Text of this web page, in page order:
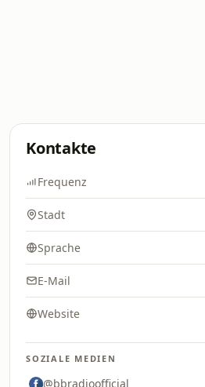
Kontakte
Frequenz
Stadt
Sprache
E-Mail
Website
SOZIALE MEDIEN
@bbradioofficial